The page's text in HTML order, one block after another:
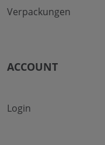
Verpackungen
ACCOUNT
Login